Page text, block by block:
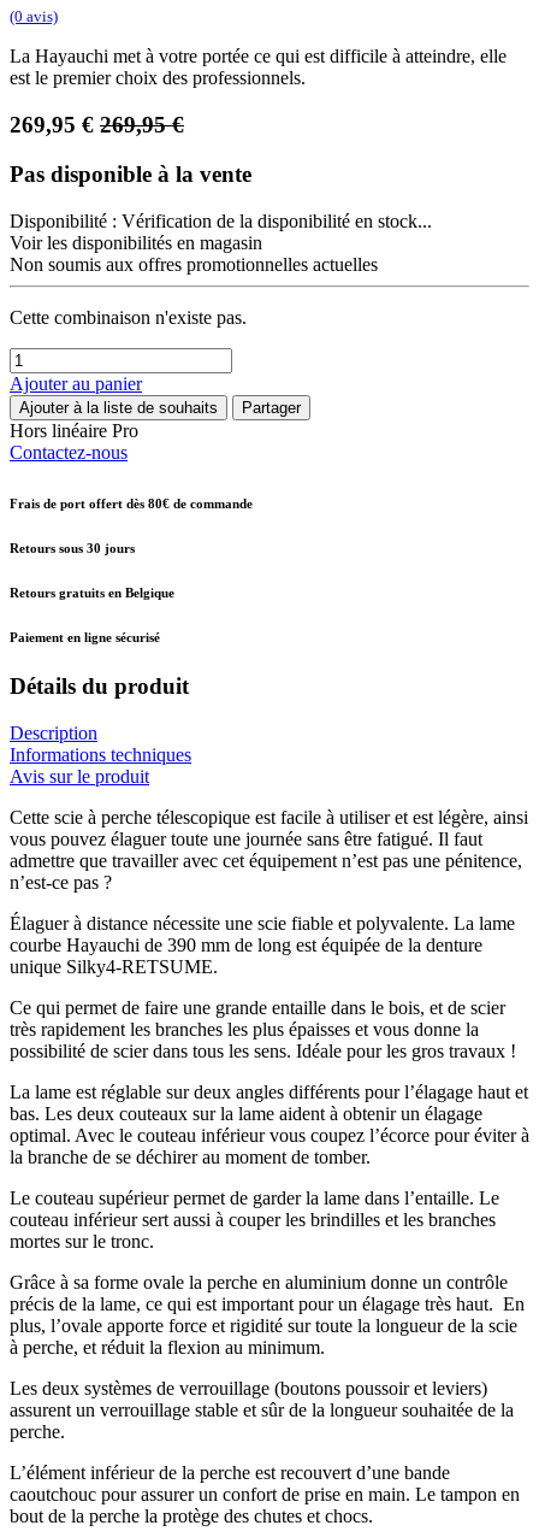
(0 avis)
La Hayauchi met à votre portée ce qui est difficile à atteindre, elle
est le premier choix des professionnels.
269,95 € 269,95€
Pas disponible à la vente
Disponibilité : Vérification de la disponibilité en stock...
Voir les disponibilités en magasin
Non soumis aux offres promotionnelles actuelles
Cette combinaison n'existe pas.
Ajouter au panier
Ajouter à la liste de souhaits Partager
Hors linéaire Pro
Contactez-nous
Frais de port offert dès 80€ de commande
Retours sous 30 jours
Retours gratuits en Belgique
Paiement en ligne sécurisé
Détails du produit
Description
Informations techniques
Avis sur le produit
Cette scie à perche télescopique est facile à utiliser et est légère, ainsi
vous pouvez élaguer toute une journée sans être fatigué. Il faut
admettre que travailler avec cet équipement n’est pas une pénitence,
n’est-ce pas ?
Élaguer à distance nécessite une scie fiable et polyvalente. La lame
courbe Hayauchi de 390 mm de long est équipée de la denture
unique Silky4-RETSUME.
Ce qui permet de faire une grande entaille dans le bois, et de scier
très rapidement les branches les plus épaisses et vous donne la
possibilité de scier dans tous les sens. Idéale pour les gros travaux !
La lame est réglable sur deux angles différents pour l’élagage haut et
bas. Les deux couteaux sur la lame aident à obtenir un élagage
optimal. Avec le couteau inférieur vous coupez l’écorce pour éviter à
la branche de se déchirer au moment de tomber.
Le couteau supérieur permet de garder la lame dans l’entaille. Le
couteau inférieur sert aussi à couper les brindilles et les branches
mortes sur le tronc.
Grâce à sa forme ovale la perche en aluminium donne un contrôle
précis de la lame, ce qui est important pour un élagage très haut. En
plus, l’ovale apporte force et rigidité sur toute la longueur de la scie
à perche, et réduit la flexion au minimum.
Les deux systèmes de verrouillage (boutons poussoir et leviers)
assurent un verrouillage stable et sûr de la longueur souhaitée de la
perche.
L’élément inférieur de la perche est recouvert d’une bande
caoutchouc pour assurer un confort de prise en main. Le tampon en
bout de la perche la protège des chutes et chocs.